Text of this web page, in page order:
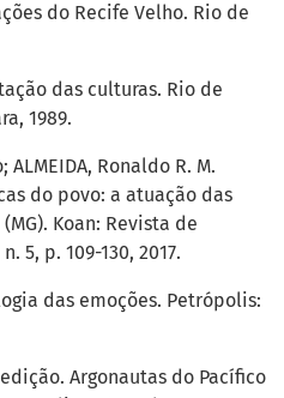
do Recife Velho. Rio de
das culturas. Rio de
1989.
Ronaldo R. M.
do povo: a atuação das
Koan: Revista de
5, p. 109-130, 2017.
das emoções. Petrópolis:
edição. Argonautas do Pacífico